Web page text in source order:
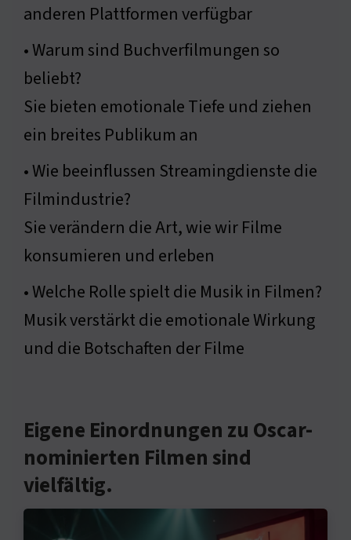
anderen Plattformen verfügbar
• Warum sind Buchverfilmungen so
beliebt?
Sie bieten emotionale Tiefe und ziehen
ein breites Publikum an
• Wie beeinflussen Streamingdienste die
Filmindustrie?
Sie verändern die Art, wie wir Filme
konsumieren und erleben
• Welche Rolle spielt die Musik in Filmen?
Musik verstärkt die emotionale Wirkung
und die Botschaften der Filme
Eigene Einordnungen zu Oscar-
nominierten Filmen sind
vielfältig.